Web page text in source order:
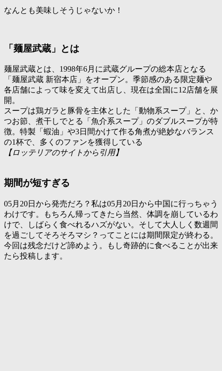
なんとも美味しそうじゃないか！
「麺屋武蔵」とは
麺屋武蔵とは、1998年6月に武蔵グループの総本店となる
「麺屋武蔵 新宿本店」をオープン。季節感のある限定麺や
各店舗によって味を変えて出店し、現在は全国に12店舗を展
開。
スープは鶏ガラと豚骨を主体とした「動物系スープ」と、か
つお節、煮干しでとる「魚介系スープ」のダブルスープが特
徴。特製「蝦油」や3日間かけて作る角煮が絶妙なバランス
の1杯で、多くのファンを獲得している
【ロッテリアのサイトから引用】
期間が短すぎる
05月20日から発売だろ？私は05月20日から中国に行っちゃう
わけです。もちろん帰ってきたら当然、体調を崩しているわ
けで、しばらく食べれるハズがない。そして大人しく数週間
を過ごしてそろそろマシ？ってことには期間限定が終わる。
今回は残念だけど諦めよう。もし奇跡的に食べることが出来
たら投稿します。